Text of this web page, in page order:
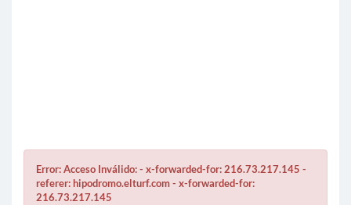
Error: Acceso Inválido: - x-forwarded-for: 216.73.217.145 -
referer: hipodromo.elturf.com - x-forwarded-for:
216.73.217.145